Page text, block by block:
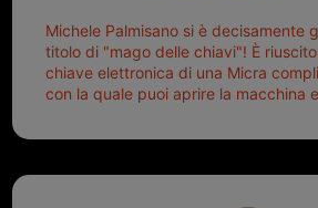
Michele Palmisano si è decisamente
titolo di "mago delle chiavi"! È
chiave elettronica di una Micra
con la quale puoi aprire la macchina
pronta per la pattumiera... Avevo
il coperchietto, la chiave era fissata